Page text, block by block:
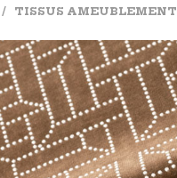
TISSUS AMEUBLEMENT